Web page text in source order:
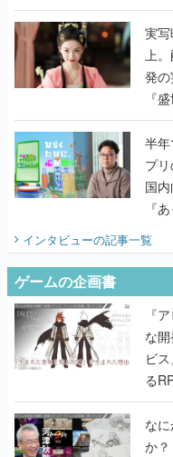
『
ん
実
上
発
『
う
半年
プ
国
『
てみた
インタビューの記事一覧
ゲームの企画書
『
な
ビ
る
書】
な
か